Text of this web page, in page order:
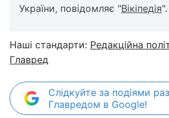
України, повідомляє "Вікіпедія".
Наші стандарти: Редакційна
Главред
Слідкуйте за подіями
Главредом в Google!